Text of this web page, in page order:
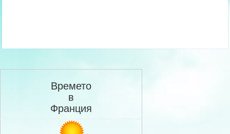
Времето
в
Франция